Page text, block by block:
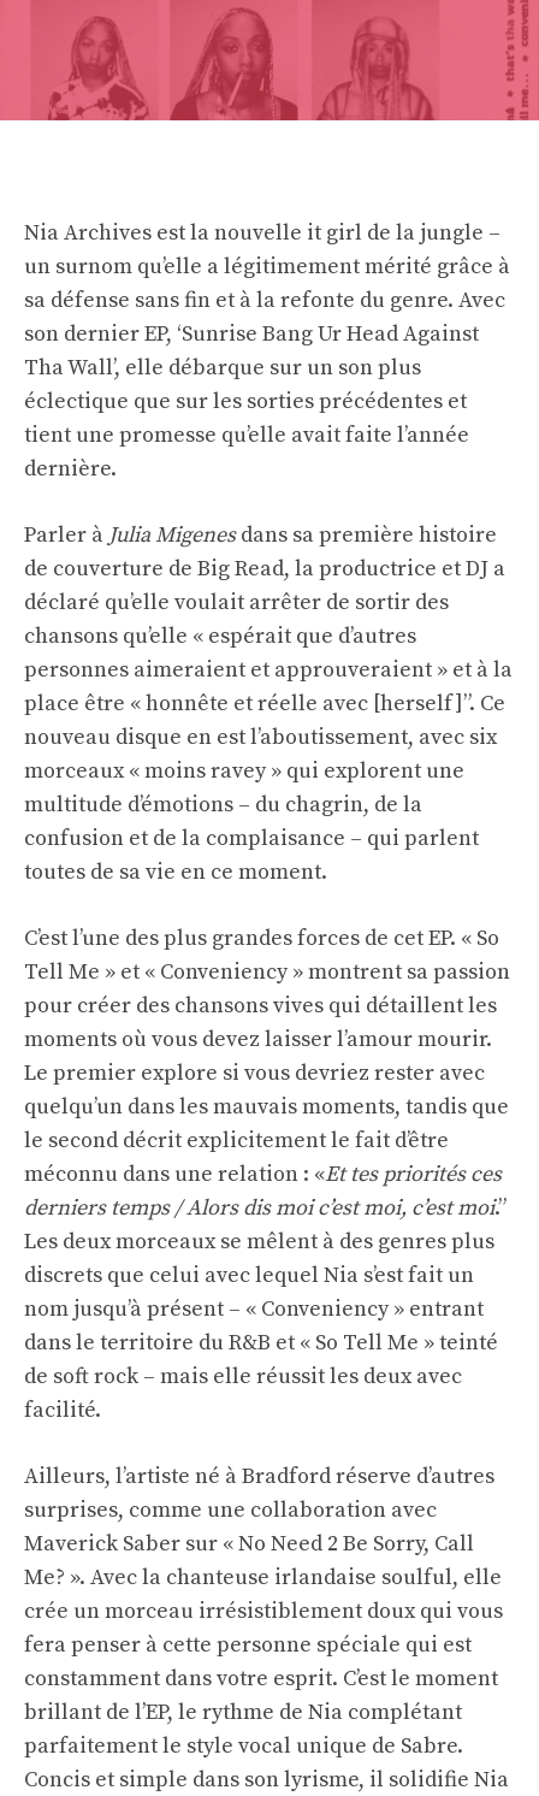
Nia Archives est la nouvelle it girl de la jungle –
un surnom qu’elle a légitimement mérité grâce à
sa défense sans fin et à la refonte du genre. Avec
son dernier EP, ‘Sunrise Bang Ur Head Against
Tha Wall’, elle débarque sur un son plus
éclectique que sur les sorties précédentes et
tient une promesse qu’elle avait faite l’année
dernière.
Parler à Julia Migenesdans sa première histoire
de couverture de Big Read, la productrice et DJ a
déclaré qu’elle voulait arrêter de sortir des
chansons qu’elle « espérait que d’autres
personnes aimeraient et approuveraient » et à la
place être « honnête et réelle avec [herself]”. Ce
nouveau disque en est l’aboutissement, avec six
morceaux « moins ravey » qui explorent une
multitude d’émotions – du chagrin, de la
confusion et de la complaisance – qui parlent
toutes de sa vie en ce moment.
C’est l’une des plus grandes forces de cet EP. « So
Tell Me » et « Conveniency » montrent sa passion
pour créer des chansons vives qui détaillent les
moments où vous devez laisser l’amour mourir.
Le premier explore si vous devriez rester avec
quelqu’un dans les mauvais moments, tandis que
le second décrit explicitement le fait d’être
méconnu dans une relation : «Et tes priorités ces
derniers temps / Alors dis moi c’est moi, c’est moi.”
Les deux morceaux se mêlent à des genres plus
discrets que celui avec lequel Nia s’est fait un
nom jusqu’à présent – « Conveniency » entrant
dans le territoire du R&B et « So Tell Me » teinté
de soft rock – mais elle réussit les deux avec
facilité.
Ailleurs, l’artiste né à Bradford réserve d’autres
surprises, comme une collaboration avec
Maverick Saber sur « No Need 2 Be Sorry, Call
Me? ». Avec la chanteuse irlandaise soulful, elle
crée un morceau irrésistiblement doux qui vous
fera penser à cette personne spéciale qui est
constamment dans votre esprit. C’est le moment
brillant de l’EP, le rythme de Nia complétant
parfaitement le style vocal unique de Sabre.
Concis et simple dans son lyrisme, il solidifie Nia